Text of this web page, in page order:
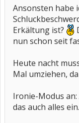
Ansonsten habe
Erkältung ist?
nun schon seit
Heute nacht
Mal umziehen,
Ironie-Modus
das auch alles